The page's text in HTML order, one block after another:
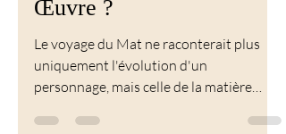
Le Tarot de Marseille
raconte-t-il le Grand
Œuvre ?
Le voyage du Mat ne raconterait plus